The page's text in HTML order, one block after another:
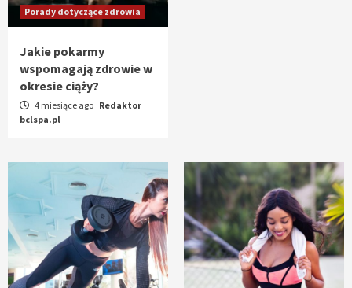
Porady dotyczące zdrowia
Jakie pokarmy
wspomagają zdrowie w
okresie ciąży?
4 miesiące ago Redaktor
bclspa.pl